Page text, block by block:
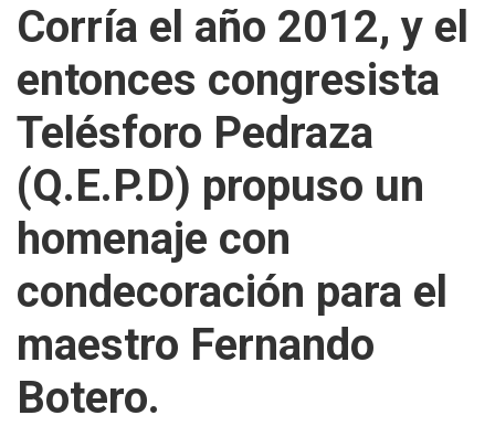
Corría el año 2012, y el
entonces congresista
Telésforo Pedraza
(Q.E.P.D) propuso un
homenaje con
condecoración para el
maestro Fernando
Botero.